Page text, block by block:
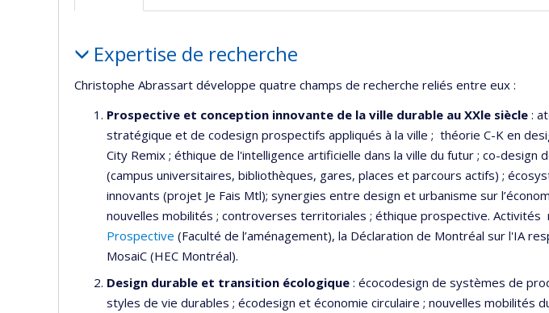
Expertise de recherche
Christophe Abrassart développe quatre champs de recherche reliés entre eux :
Prospective et conception innovante de la ville durable au XXle siècle :
stratégique et de codesign prospectifs appliqués à la ville ; théorie C-K en
City Remix ; éthique de l'intelligence artificielle dans la ville du futur ; co-design
(campus universitaires, bibliothèques, gares, places et parcours actifs) ;
innovants (projet Je Fais Mtl); synergies entre design et urbanisme sur
nouvelles mobilités ; controverses territoriales ; éthique prospective. Activités
Prospective (Faculté de l’aménagement), la Déclaration de Montréal sur l'IA
MosaiC (HEC Montréal).
Design durable et transition écologique : écocodesign de systèmes de
styles de vie durables ; écodesign et économie circulaire ; nouvelles mobilités